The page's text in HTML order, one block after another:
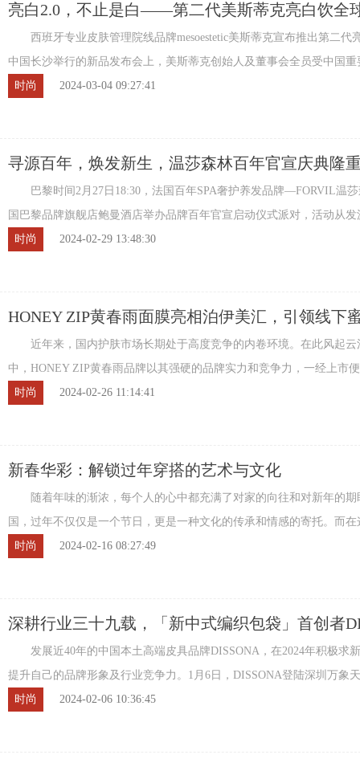
亮白2.0，不止是白——第二代美斯蒂克亮白饮全
西班牙专业皮肤管理院线品牌mesoestetic美斯蒂克宣布推出第二代
中国长沙举行的新品发布会上，美斯蒂克创始人及董事会全员受中国重
伙伴水羊国际邀请首次亮相中国，与美斯蒂 ...
时尚 2024-03-04 09:27:41
寻源百年，焕发新生，温莎森林百年官宣庆典隆
巴黎时间2月27日18:30，法国百年SPA奢护养发品牌—FORVIL温莎
国巴黎品牌旗舰店鲍曼酒店举办品牌百年官宣启动仪式派对，活动从
发，2月28日接力到中国，同时在法国、东南 ...
时尚 2024-02-29 13:48:30
HONEY ZIP黄春雨面膜亮相泊伊美汇，引领线下
近年来，国内护肤市场长期处于高度竞争的内卷环境。在此风起云
中，HONEY ZIP黄春雨品牌以其强硬的品牌实力和竞争力，一经上市
围，成为行业内备受瞩目的焦点。 2024 ...
时尚 2024-02-26 11:14:41
新春华彩：解锁过年穿搭的艺术与文化
随着年味的渐浓，每个人的心中都充满了对家的向往和对新年的期
国，过年不仅仅是一个节日，更是一种文化的传承和情感的寄托。而
刻，穿搭也成了人们表达喜悦、尊重与祈愿的 ...
时尚 2024-02-16 08:27:49
深耕行业三十九载，「新中式编织包袋」首创者
发展近40年的中国本土高端皮具品牌DISSONA，在2024年积极求
提升自己的品牌形象及行业竞争力。1月6日，DISSONA登陆深圳万象
场带来为期23天的「织就新序」织序艺术展全 ...
时尚 2024-02-06 10:36:45